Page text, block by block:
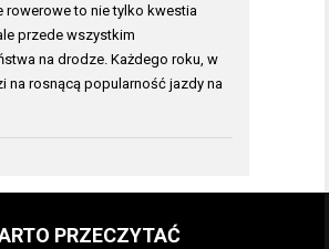
rowerowe to nie tylko kwestia
przede wszystkim
na drodze. Każdego roku, w
na rosnącą popularność jazdy na
PRZECZYTAĆ